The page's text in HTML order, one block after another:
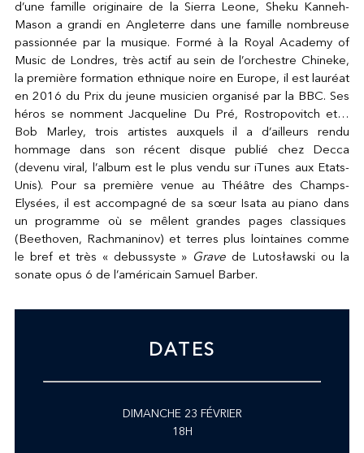
d’une famille originaire de la Sierra Leone, Sheku Kanneh-
Mason a grandi en Angleterre dans une famille nombreuse
passionnée par la musique. Formé à la Royal Academy of
Music de Londres, très actif au sein de l’orchestre Chineke,
la première formation ethnique noire en Europe, il est lauréat
en 2016 du Prix du jeune musicien organisé par la BBC. Ses
héros se nomment Jacqueline Du Pré, Rostropovitch et…
Bob Marley, trois artistes auxquels il a d’ailleurs rendu
hommage dans son récent disque publié chez Decca
(devenu viral, l’album est le plus vendu sur iTunes aux Etats-
Unis). Pour sa première venue au Théâtre des Champs-
Elysées, il est accompagné de sa sœur Isata au piano dans
un programme où se mêlent grandes pages classiques
(Beethoven, Rachmaninov) et terres plus lointaines comme
le bref et très « debussyste » Grave de Lutosławski ou la
sonate opus 6 de l’américain Samuel Barber.
DATES
DIMANCHE 23 FÉVRIER
18H